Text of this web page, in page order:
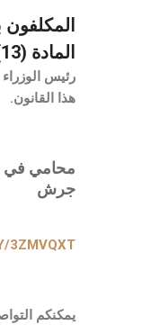
المكلفون
المادة (13):
رئيس الوزراء
هذا القانون.
محامي في
جرش
3ZMVQXT
يمكنكم